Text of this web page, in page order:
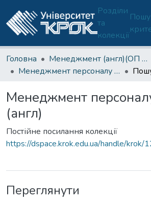
Розділи
та
колекції
Головна
Менеджмент (англ)(ОП 073-Б)-3 курс
Менеджмент персоналу | МЕН (англ)
Менеджмент
(англ)
Постійне посилання колекції
https://dspace.krok.edu.ua/handle/krok/
Переглянути